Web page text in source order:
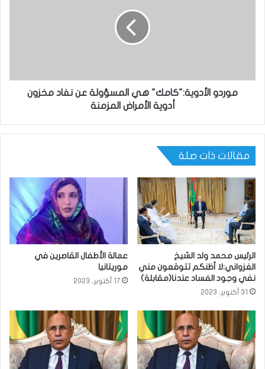
موردو الأدوية:"كامك" هي المسؤولة عن نفاد مخزون
أدوية الأمراض المزمنة
مقالات ذات صلة
الرئيس محمد ولد الشيخ
الغزواني:لا أظنكم تتوقعون مني
نفي وجود الفساد عندنا(مقابلة)
31 أكتوبر، 2023
عمالة الأطفال القاصرين في
موريتانيا
17 أكتوبر، 2023